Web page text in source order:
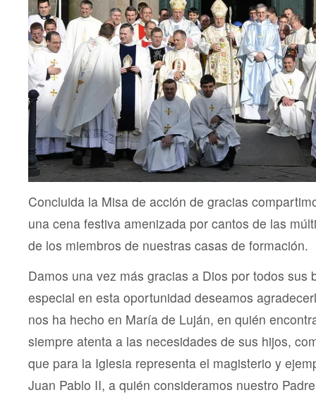
Concluida la Misa de acción de gracias
una cena festiva amenizada por cantos de las
de los miembros de nuestras casas de formación.
Damos una vez más gracias a Dios por todos sus
especial en esta oportunidad deseamos
nos ha hecho en María de Luján, en quién
siempre atenta a las necesidades de sus hijos,
que para la Iglesia representa el magisterio y
Juan Pablo II, a quién consideramos nuestro